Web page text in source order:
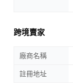
跨境賣家
廠商名稱
註冊地址